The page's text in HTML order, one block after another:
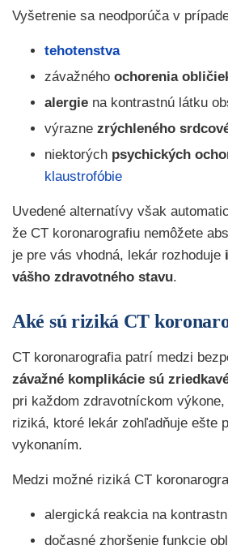
Vyšetrenie sa neodporúča v
tehotenstva
závažného ochorenia
alergie na kontrastnú látku
výrazne zrýchleného
niektorých psychických
klaustrofóbie
Uvedené alternatívy však
že CT koronarografiu nemôžete
je pre vás vhodná, lekár rozhoduje
vášho zdravotného stavu.
Aké sú riziká CT
CT koronarografia patrí medzi
závažné komplikácie sú
pri každom zdravotníckom
riziká, ktoré lekár zohľadňuje ešte
vykonaním.
Medzi možné riziká CT
alergická reakcia na
dočasné zhoršenie funkcie